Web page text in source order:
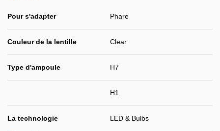
Pour s'adapter Phare
Couleur de la lentille Clear
Type d'ampoule H7
H1
La technologie LED & Bulbs